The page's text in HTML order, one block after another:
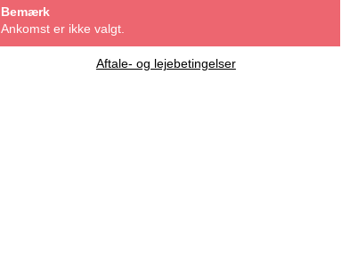
Bemærk
Ankomst er ikke valgt.
Aftale- og lejebetingelser